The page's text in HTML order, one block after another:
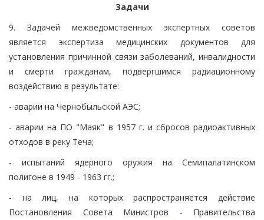
Задачи
9. Задачей межведомственных экспертных советов
является экспертиза медицинских документов для
установления причинной связи заболеваний, инвалидности
и смерти гражданам, подвергшимся радиационному
воздействию в результате:
- аварии на Чернобыльской АЭС;
- аварии на ПО "Маяк" в 1957 г. и сбросов радиоактивных
отходов в реку Теча;
- испытаний ядерного оружия на Семипалатинском
полигоне в 1949 - 1963 гг.;
- на лиц, на которых распространяется действие
Постановления Совета Министров - Правительства